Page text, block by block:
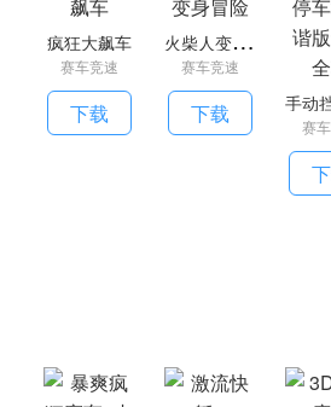
用习惯，定制操作系统。
相关推荐
《3D狂野赛车内购无限版》是一
可以在游戏中体验最佳的图形和大量
别是如果你可以更换汽车、更换不同
所有这些都可以改变汽车的颜色。游
踪卡可供选择，但在开始时，玩家必
卡。游戏提供随机任务，完成任务后
能到达终点并赢得最后一关。每个玩
网络。在决斗过程中，你会遇到其他
使你的速度减慢。在比赛结束时，你
疯狂大飙车
赛车竞速
下载
火
柴人变身冒险
赛车竞速
下载
赛